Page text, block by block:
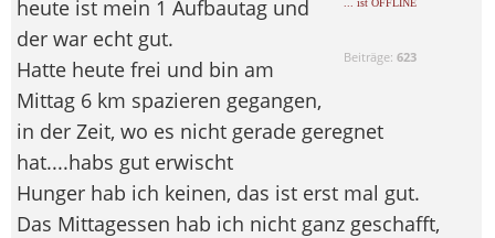
... ist OFFLINE
Beiträge:623
heute ist mein 1 Aufbautag und
der war echt gut.
Hatte heute frei und bin am
Mittag 6 km spazieren gegangen,
in der Zeit, wo es nicht gerade geregnet
hat....habs gut erwischt
Hunger hab ich keinen, das ist erst mal gut.
Das Mittagessen hab ich nicht ganz geschafft,